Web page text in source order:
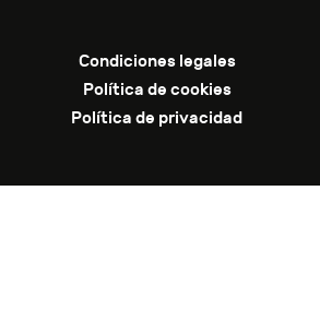
Condiciones legales
Política de cookies
Política de privacidad